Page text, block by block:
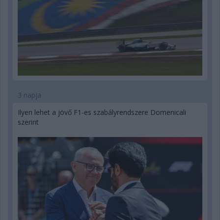
3 napja
Ilyen lehet a jövő F1-es szabályrendszere Domenicali
szerint